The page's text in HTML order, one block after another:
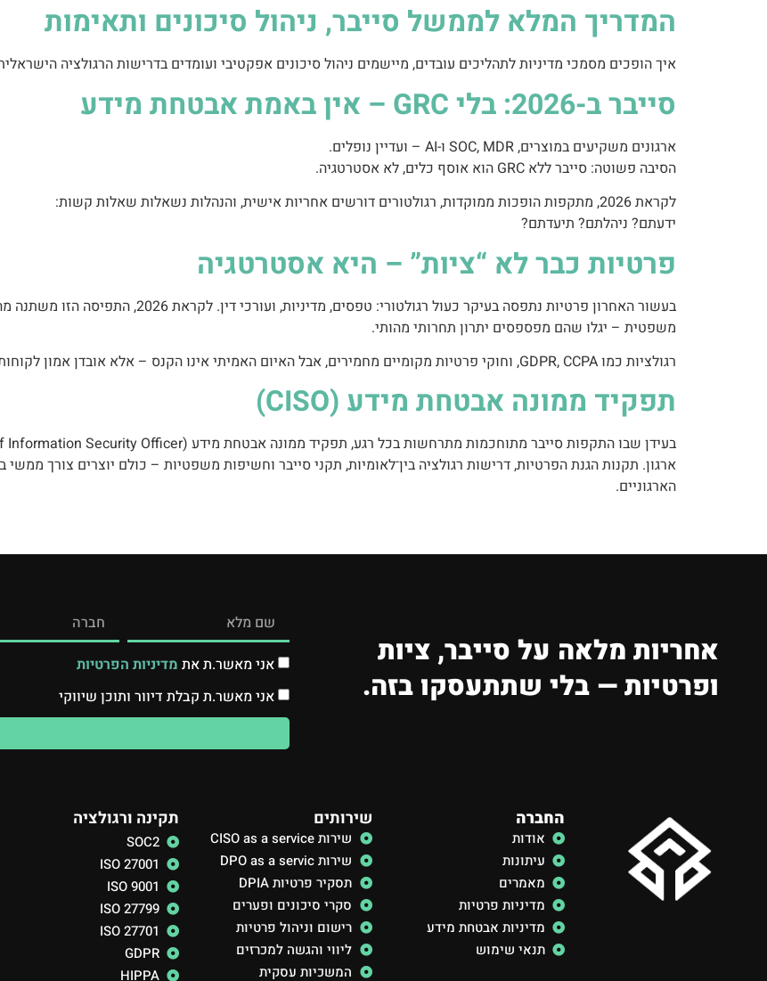
המדריך המלא לממשל סייבר, ניהול סיכונים ותאימות
איך הופכים מסמכי מדיניות לתהליכים עובדים, מיישמים ניהול סיכונים אפקטיבי ועומדים בדרישות הרגולציה
סייבר ב-2026: בלי GRC – אין באמת אבטחת מידע
ארגונים משקיעים במוצרים, SOC, MDR ו-AI – ועדיין נופלים.
הסיבה פשוטה: סייבר ללא GRC הוא אוסף כלים, לא אסטרטגיה.
לקראת 2026, מתקפות הופכות ממוקדות, רגולטורים דורשים אחריות אישית, והנהלות נשאלות שאלות קשות:
ידעתם? ניהלתם? תיעדתם?
פרטיות כבר לא “ציות” – היא אסטרטגיה
בעשור האחרון פרטיות נתפסה בעיקר כעול
משפטית – יגלו שהם מפספסים יתרון תחרותי מהותי.
רגולציות כמו GDPR, CCPA, וחוקי פרטיות מקומיים מחמירים, אבל האיום האמיתי אינו הקנס – אלא אובדן אמון לקוחות, שותפים ומשקיעים.
תפקיד ממונה אבטחת מידע (CISO)
ארגון. תקנות הגנת הפרטיות, דרישות רגולציה בין־לאומיות, תקני סייבר וחשיפות משפטיות – כולם יוצרים צורך
הארגוניים.
אחריות מלאה על סייבר, ציות
ופרטיות — בלי שתתעסקו בזה.
אני מאשר.ת את מדיניות הפרטיות
אני מאשר.ת קבלת דיוור ותוכן שיווקי
החברה
אודות
עיתונות
מאמרים
מדיניות פרטיות
מדיניות אבטחת מידע
תנאי שימוש
שירותים
שירות CISO as a service
שירות DPO as a servic
תסקיר פרטיות DPIA
סקרי סיכונים ופערים
רישום וניהול פרטיות
ליווי והגשה למכרזים
המשכיות עסקית
תקינה ורגולציה
SOC2
ISO 27001
ISO 9001
ISO 27799
ISO 27701
GDPR
HIPPA